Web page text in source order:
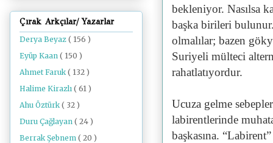
bekleniyor. Nasılsa
başka birileri
olmalılar; bazen
Suriyeli mülteci
rahatlatıyordur.
Ucuza gelme
labirentlerinde
başkasına.
Çırak Arkçılar/ Yazarlar
Derya Beyaz ( 156 )
Eyüp Kaan ( 150 )
Ahmet Faruk ( 132 )
Halime Kirazlı ( 61 )
Ahu Öztürk ( 32 )
Duru Çağlayan ( 24 )
Berrak Şebnem ( 20 )